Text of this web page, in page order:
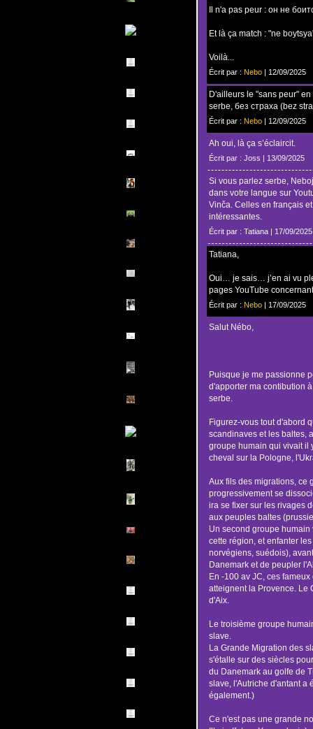
Il n'a pas peur : он не
Et là ça match : "ne
Voilà...
Écrit par : Nebo| 12/09/2025
D'ailleurs le "sans peur"
serbe, без страха (bez
Écrit par : Nebo| 12/09/2025
Ah oui, là ça s’éclaircit.
Écrit par : Joss | 13/09/2025
Si vous parlez serbe,
dans votre langue sur
Vinča. Celles en français
intéressantes.
Écrit par : Tatiana | 17/09/2025
Tatiana,
Oui… je sais… j’en ai vu
pages YouTube
Écrit par : Nebo| 17/09/2025
Salut Nébo,
Puisque je me passionne
d'apporter ma contibution
serbe.
Figurez-vous tout d'abord
scandinaves et les baltes,
groupe humain qui vivait il
cheval sur la Pologne,
Aux fils des migrations, ce
progressivement se
ira se fixer sur les rivages
aux peuples baltes
Un second groupe
cette région, et enfanter
norvégiens, suédois),
Danemark et de peupler
En -100 av JC, ces
atteignent la Provence. Le
d'Aix.
Le troisième groupe
slave.
La Grande Migration des
s'étalle sur des siècles
du Danemark au golfe de
slave, l'Autriche d'antant a
également.)
Ce n'est pas une grande